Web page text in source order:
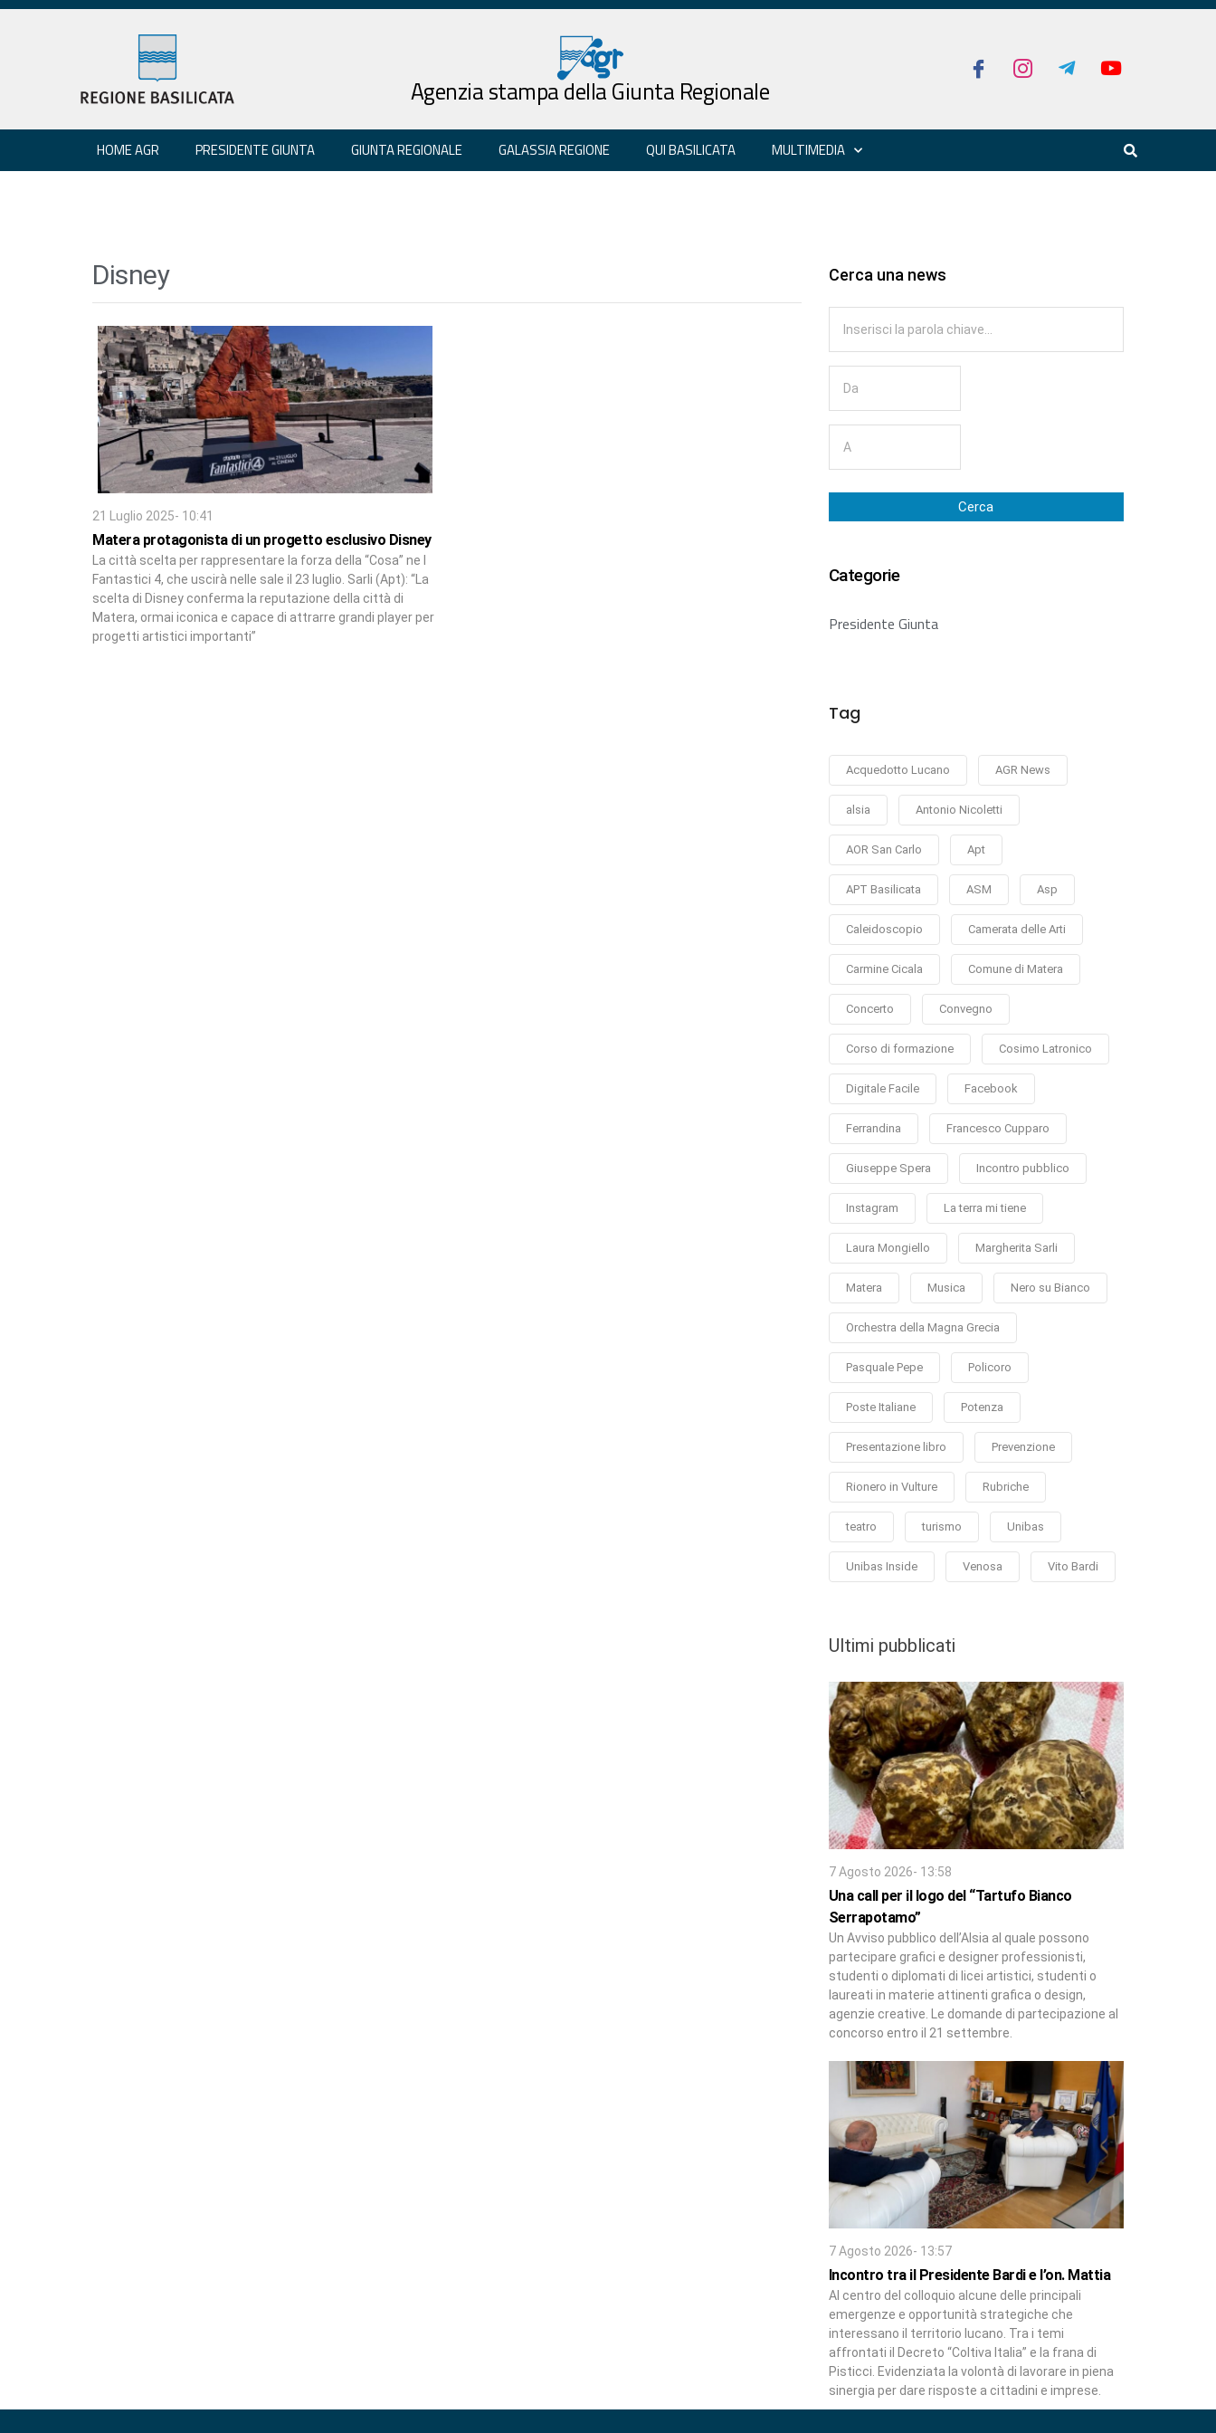
Agenzia stampa della Giunta Regionale
HOME AGR PRESIDENTE GIUNTA GIUNTA REGIONALE GALASSIA REGIONE QUI BASILICATA MULTIMEDIA
Disney
21 Luglio 2025- 10:41
Matera protagonista di un progetto esclusivo Disney
La città scelta per rappresentare la forza della “Cosa” ne I
Fantastici 4, che uscirà nelle sale il 23 luglio. Sarli (Apt): “La
scelta di Disney conferma la reputazione della città di
Matera, ormai iconica e capace di attrarre grandi player per
progetti artistici importanti”
Cerca una news
Cerca
Categorie
Presidente Giunta
Tag
Acquedotto Lucano AGR News
alsia Antonio Nicoletti
AOR San Carlo Apt
APT Basilicata ASM Asp
Caleidoscopio Camerata delle Arti
Carmine Cicala Comune di Matera
Concerto Convegno
Corso di formazione Cosimo Latronico
Digitale Facile Facebook
Ferrandina Francesco Cupparo
Giuseppe Spera Incontro pubblico
Instagram La terra mi tiene
Laura Mongiello Margherita Sarli
Matera Musica Nero su Bianco
Orchestra della Magna Grecia
Pasquale Pepe Policoro
Poste Italiane Potenza
Presentazione libro Prevenzione
Rionero in Vulture Rubriche
teatro turismo Unibas
Unibas Inside Venosa Vito Bardi
Ultimi pubblicati
7 Agosto 2026- 13:58
Una call per il logo del “Tartufo Bianco
Serrapotamo”
Un Avviso pubblico dell’Alsia al quale possono
partecipare grafici e designer professionisti,
studenti o diplomati di licei artistici, studenti o
laureati in materie attinenti grafica o design,
agenzie creative. Le domande di partecipazione al
concorso entro il 21 settembre.
7 Agosto 2026- 13:57
Incontro tra il Presidente Bardi e l’on. Mattia
Al centro del colloquio alcune delle principali
emergenze e opportunità strategiche che
interessano il territorio lucano. Tra i temi
affrontati il Decreto “Coltiva Italia” e la frana di
Pisticci. Evidenziata la volontà di lavorare in piena
sinergia per dare risposte a cittadini e imprese.